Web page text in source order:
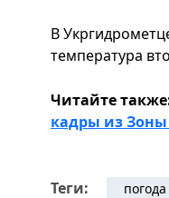
В
температура
Читайте
кадры из
Теги: погода